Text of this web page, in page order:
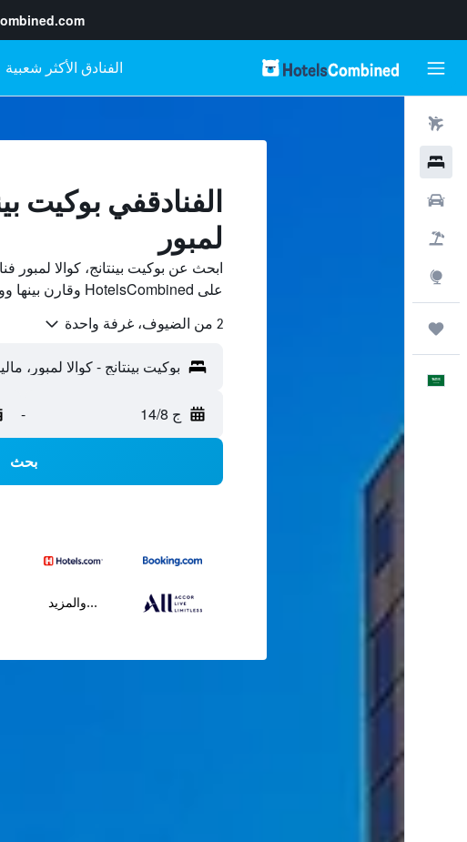
الفنادقفي بوكيت
لمبور
ابحث عن بوكيت بينتانج، كوالا لمبور
على HotelsCombined وقارن بينها ووفّر.
2 من الضيوف، غرفة واحدة
ج 14/8 -
بحث
...والمزيد